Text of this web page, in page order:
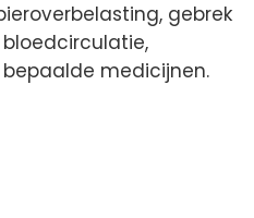
gebrek
medicijnen.